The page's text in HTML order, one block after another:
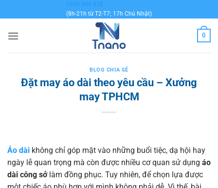
qua
dung
0936 999 878
(8h-21h từ T2-T7; 17h Chủ Nhật)
0
BLOG CHIA SẺ
Đặt may áo dài theo yêu cầu – Xưởng
may TPHCM
Áo dài không chỉ góp mặt vào những buổi tiệc, dạ hội hay
ngày lễ quan trọng mà còn được nhiều cơ quan sử dụng áo
dài công sởlàm đồng phục. Tuy nhiên, để chọn lựa được